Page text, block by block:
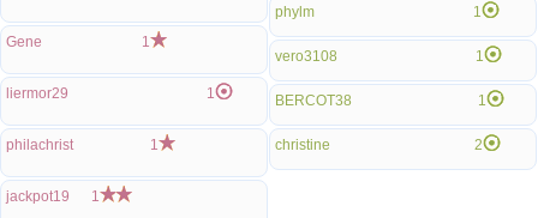
Gene 1
liermor29 1
philachrist 1
jackpot19 1
phylm 1
vero3108 1
BERCOT38 1
christine 2